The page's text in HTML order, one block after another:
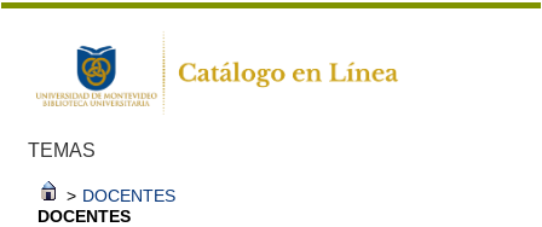
TEMAS
> DOCENTES
DOCENTES